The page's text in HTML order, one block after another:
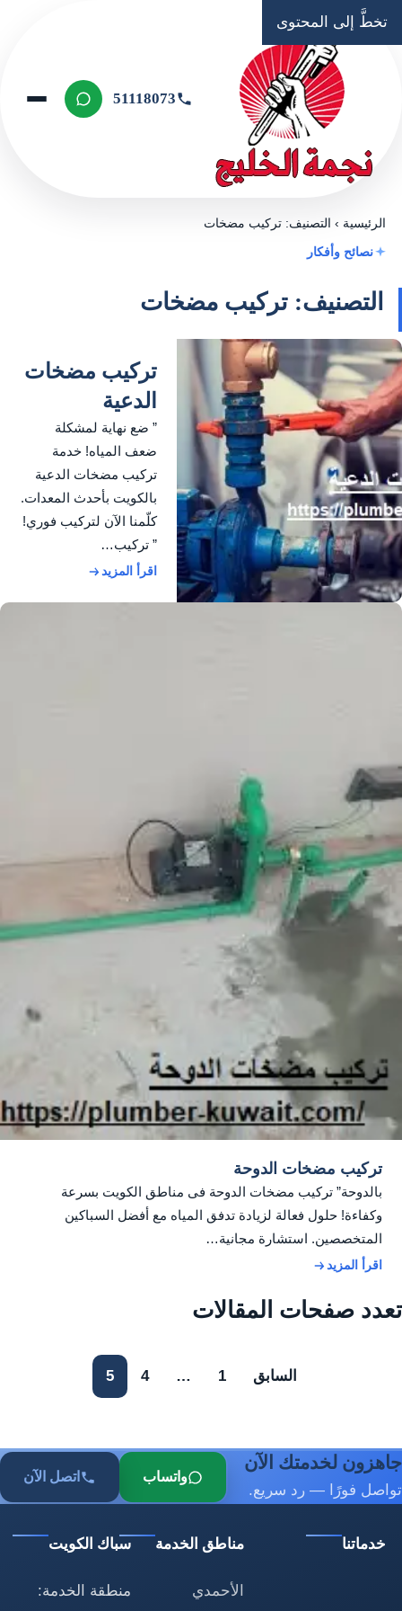
تخطَّ إلى المحتوى
51118073
الرئيسية ›التصنيف: تركيب مضخات
نصائح وأفكار
التصنيف: تركيب مضخات
تركيب مضخات
الدعية
” ضع نهاية لمشكلة
ضعف المياه! خدمة
تركيب مضخات الدعية
بالكويت بأحدث المعدات.
كلّمنا الآن لتركيب فوري!
” تركيب…
اقرأ المزيد
تركيب مضخات الدوحة
بالدوحة” تركيب مضخات الدوحة فى مناطق الكويت بسرعة
وكفاءة! حلول فعالة لزيادة تدفق المياه مع أفضل السباكين
المتخصصين. استشارة مجانية…
اقرأ المزيد
تعدد صفحات المقالات
السابق 1
…
4
5
جاهزون لخدمتك الآن
تواصل فورًا — رد سريع.
واتساب اتصل الآن
خدماتنا مناطق الخدمة
الأحمدي
سباك الكويت
منطقة الخدمة: